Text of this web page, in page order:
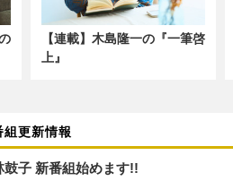
【連載】木島隆一の『一筆啓
上』
組更新情報
鼓子 新番組始めます!!